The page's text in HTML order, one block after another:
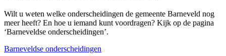
Wilt u weten welke onderscheidingen de gemeente Barneveld nog
meer heeft? En hoe u iemand kunt voordragen? Kijk op de pagina
‘Barneveldse onderscheidingen’.
Barneveldse onderscheidingen